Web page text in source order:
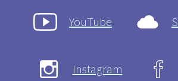
YouTube
Instagram